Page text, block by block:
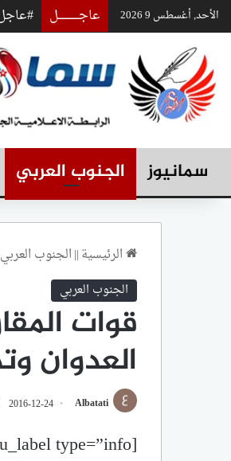
الأحد, أغسطس 9 2026 عاجـــــــــــــل
سمانيوز الجنوب العربي
الرئيسية||الجنوب العربي
الجنوب العربي
قوات
العدوان
Albatati
2016-12-24